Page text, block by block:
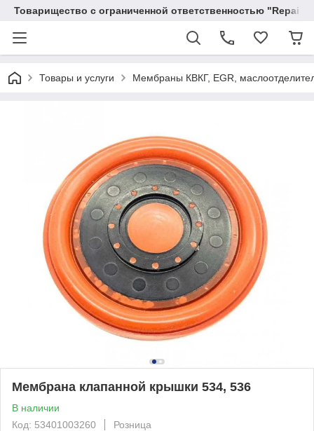
Товарищество с ограниченной ответственностью
Товары и услуги Мембраны КВКГ, EGR,
Мембрана клапанной крышки 534, 536
В наличии
Код: 53401003260
Розница